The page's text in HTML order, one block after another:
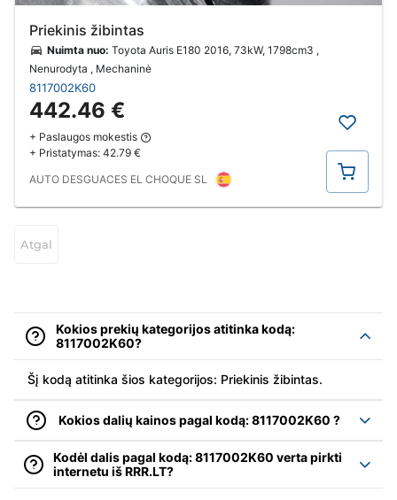
Priekinis žibintas
Nuimta nuo: Toyota Auris E180 2016, 73kW, 1798cm3 ,
Nenurodyta , Mechaninė
8117002K60
442.46 €
+ Paslaugos mokestis
+ Pristatymas: 42.79 €
AUTO DESGUACES EL CHOQUE SL
Pirkti
Atgal
Kokios prekių kategorijos atitinka kodą:
8117002K60?
Šį kodą atitinka šios kategorijos: Priekinis žibintas.
Kokios dalių kainos pagal kodą: 8117002K60 ?
Kodėl dalis pagal kodą: 8117002K60 verta pirkti
internetu iš RRR.LT?